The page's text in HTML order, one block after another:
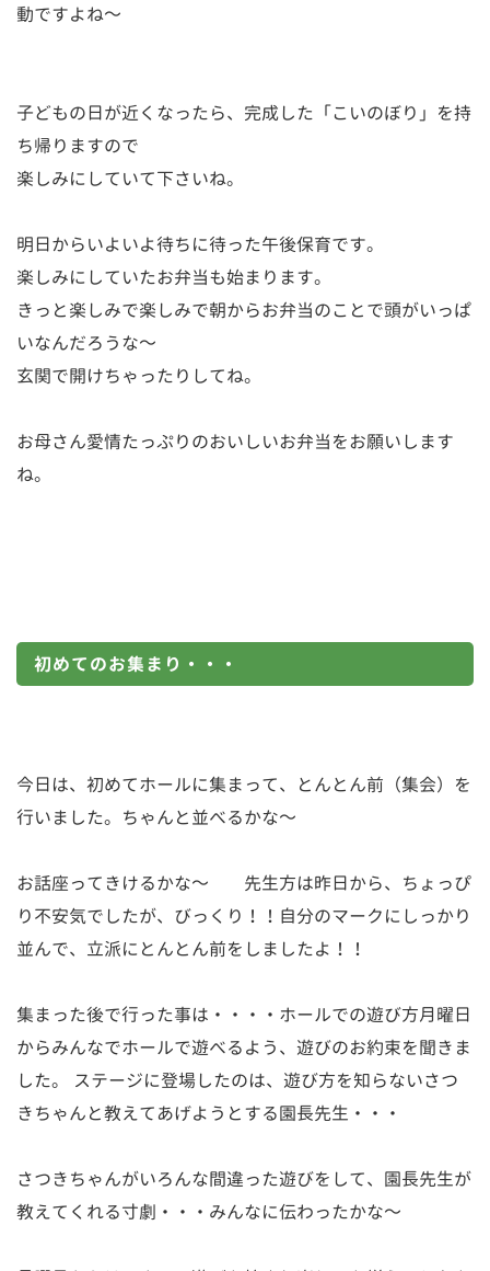
動ですよね～
子どもの日が近くなったら、完成した「こいのぼり」を持
ち帰りますので
楽しみにしていて下さいね。
明日からいよいよ待ちに待った午後保育です。
楽しみにしていたお弁当も始まります。
きっと楽しみで楽しみで朝からお弁当のことで頭がいっぱ
いなんだろうな～
玄関で開けちゃったりしてね。
お母さん愛情たっぷりのおいしいお弁当をお願いします
ね。
初めてのお集まり・・・
今日は、初めてホールに集まって、とんとん前（集会）を
行いました。ちゃんと並べるかな～
お話座ってきけるかな～ 先生方は昨日から、ちょっぴ
り不安気でしたが、びっくり！！自分のマークにしっかり
並んで、立派にとんとん前をしましたよ！！
集まった後で行った事は・・・・ホールでの遊び方月曜日
からみんなでホールで遊べるよう、遊びのお約束を聞きま
した。 ステージに登場したのは、遊び方を知らないさつ
きちゃんと教えてあげようとする園長先生・・・
さつきちゃんがいろんな間違った遊びをして、園長先生が
教えてくれる寸劇・・・みんなに伝わったかな～